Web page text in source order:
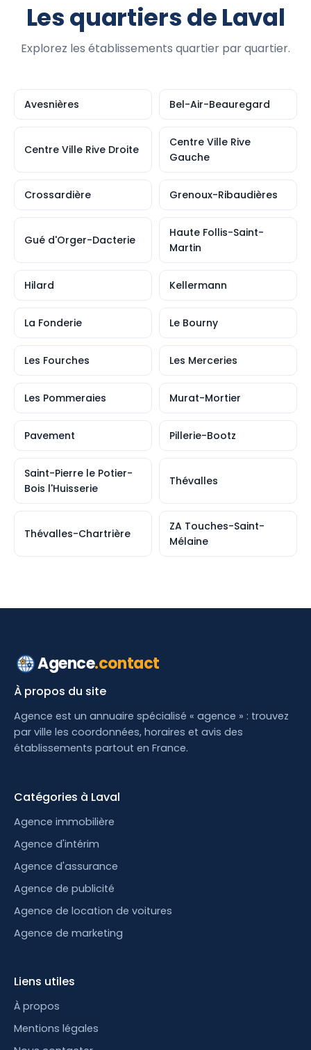
Les quartiers de Laval
Explorez les établissements quartier par quartier.
Avesnières Bel-Air-Beauregard
Centre Ville Rive Droite
Centre Ville Rive
Gauche
Crossardière Grenoux-Ribaudières
Gué d'Orger-Dacterie
Haute Follis-Saint-
Martin
Hilard Kellermann
La Fonderie Le Bourny
Les Fourches Les Merceries
Les Pommeraies Murat-Mortier
Pavement Pillerie-Bootz
Saint-Pierre le Potier-
Bois l'Huisserie
Thévalles
Thévalles-Chartrière
ZA Touches-Saint-
Mélaine
Agence.contact
À propos du site
Agence est un annuaire spécialisé « agence » : trouvez
par ville les coordonnées, horaires et avis des
établissements partout en France.
Catégories à Laval
Agence immobilière
Agence d'intérim
Agence d'assurance
Agence de publicité
Agence de location de voitures
Agence de marketing
Liens utiles
À propos
Mentions légales